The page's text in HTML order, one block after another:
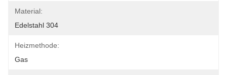
Material:
Edelstahl 304
Heizmethode:
Gas